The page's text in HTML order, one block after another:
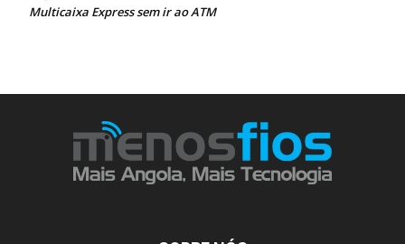
Multicaixa Express sem ir ao ATM